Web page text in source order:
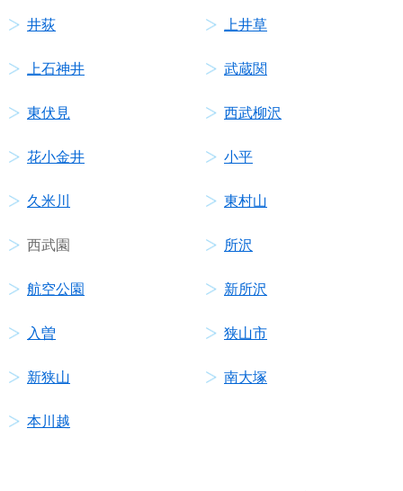
井荻 上井草
上石神井 武蔵関
東伏見 西武柳沢
花小金井 小平
久米川 東村山
西武園 所沢
航空公園 新所沢
入曽 狭山市
新狭山 南大塚
本川越